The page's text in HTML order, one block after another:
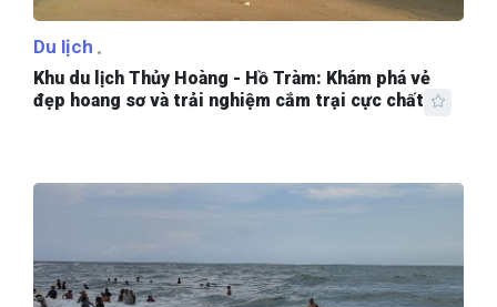
Du lịch
Khu du lịch Thủy Hoàng - Hồ Tràm: Khám phá vẻ
đẹp hoang sơ và trải nghiệm cắm trại cực chất